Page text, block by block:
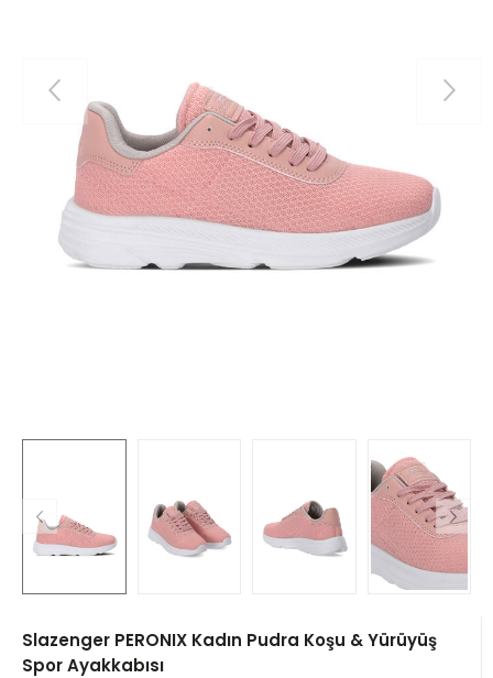
Slazenger PERONIX Kadın Pudra Koşu & Yürüyüş
Spor Ayakkabısı